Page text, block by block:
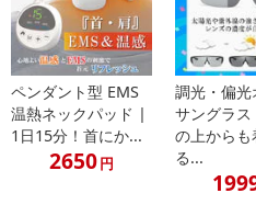
ペンダント型 EMS
温熱ネックパッド |
1日15分！首にか...
2650円
調光・偏光
サングラ
の上からも
る...